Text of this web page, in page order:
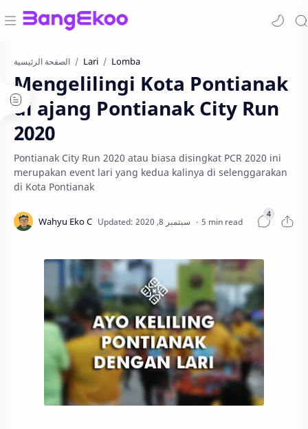
الصفحة الرئيسية Lari Lomba
Mengelilingi Kota Pontianak
di ajang Pontianak City Run
2020
Pontianak City Run 2020 atau biasa disingkat PCR 2020 ini
merupakan event lari yang kedua kalinya di selenggarakan
di Kota Pontianak
5 min read